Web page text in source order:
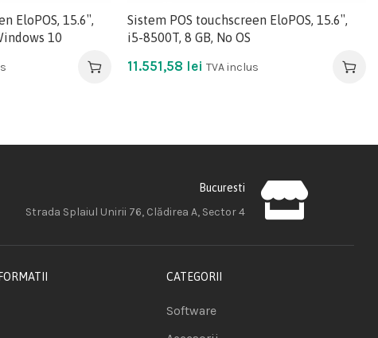
EloPOS, 15.6″,
10
Sistem POS touchscreen EloPOS, 15.6″,
i5-8500T, 8 GB, No OS
11.551,58 lei TVA inclus
Bucuresti
Strada Splaiul Unirii 76, Clădirea A, Sector 4
CATEGORII
Software